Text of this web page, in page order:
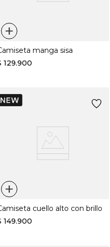
+
manga sisa
129.900
+
cuello alto con brillo
149.900